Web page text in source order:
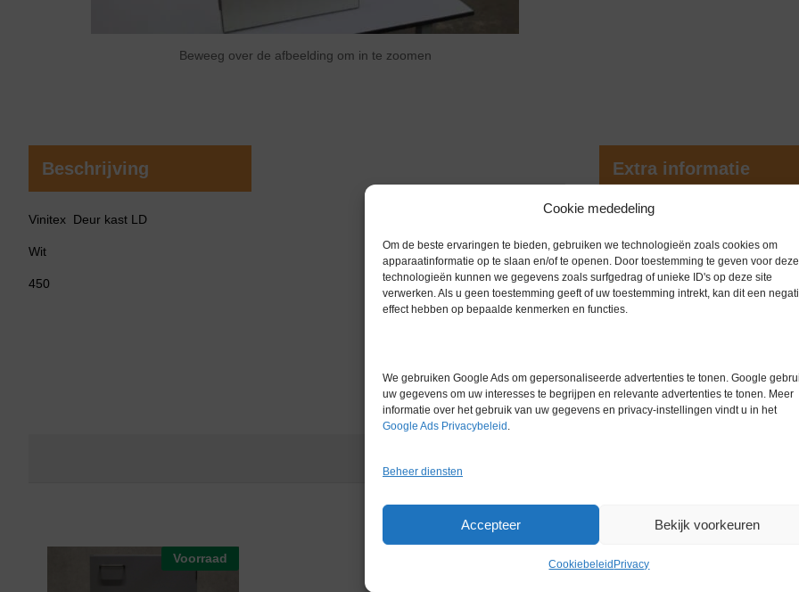
Cookie mededeling
Om de beste ervaringen te bieden, gebruiken we technologieën zoals cookies om
apparaatinformatie op te slaan en/of te openen. Door toestemming te geven voor deze
technologieën kunnen we gegevens zoals surfgedrag of unieke ID's op deze site
verwerken. Als u geen toestemming geeft of uw toestemming intrekt, kan dit een
effect hebben op bepaalde kenmerken en functies.
We gebruiken Google Ads om gepersonaliseerde advertenties te tonen. Google
uw gegevens om uw interesses te begrijpen en relevante advertenties te tonen. Meer
informatie over het gebruik van uw gegevens en privacy-instellingen vindt u in het
Google Ads Privacybeleid
Beheer diensten
Accepteer Bekijk voorkeuren
Cookiebeleid Privacy
Beweeg over de afbeelding om in te zoomen
Beschrijving
Vinitex Deur kast LD
Wit
450
Extra informatie
Garantie 3 maanden
Conditie Gebruikt in
Voorraad